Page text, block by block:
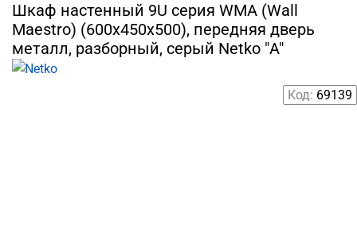
Шкаф настенный 9U серия WMA (Wall
Maestro) (600х450х500), передняя дверь
металл, разборный, серый Netko "А"
Код: 69139